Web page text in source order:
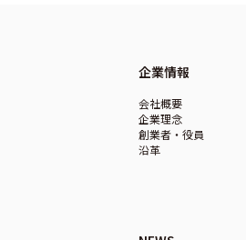
企業情報
会社概要
企業理念
創業者・役員
沿革